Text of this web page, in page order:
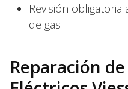
Revisión
de gas
Reparación